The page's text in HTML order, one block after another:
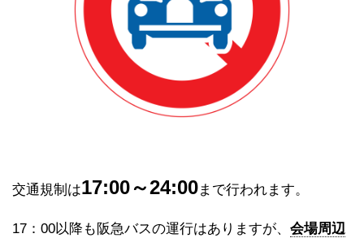
交通規制は17:00～24:00まで行われます。
17：00以降も阪急バスの運行はありますが、 会場周辺